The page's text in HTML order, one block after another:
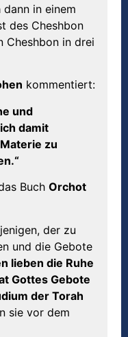
in einem
des Cheshbon
Cheshbon in drei
kommentiert:
und
damit
zu
Buch Orchot
der zu
und die Gebote
lieben die Ruhe
Gottes Gebote
der Torah
sie vor dem